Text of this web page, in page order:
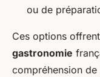
ou de
Ces options
gastronomie
compréhension